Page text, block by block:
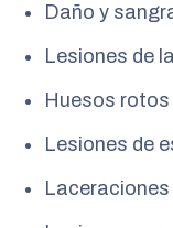
Daño y
Lesiones de
Huesos rotos
Lesiones de